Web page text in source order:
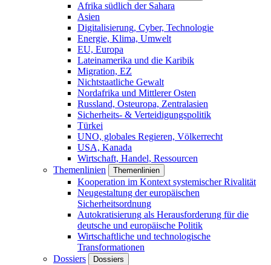
Afrika südlich der Sahara
Asien
Digitalisierung, Cyber, Technologie
Energie, Klima, Umwelt
EU, Europa
Lateinamerika und die Karibik
Migration, EZ
Nichtstaatliche Gewalt
Nordafrika und Mittlerer Osten
Russland, Osteuropa, Zentralasien
Sicherheits- & Verteidigungspolitik
Türkei
UNO, globales Regieren, Völkerrecht
USA, Kanada
Wirtschaft, Handel, Ressourcen
Themenlinien
Themenlinien
Kooperation im Kontext systemischer Rivalität
Neugestaltung der europäischen
Sicherheitsordnung
Autokratisierung als Herausforderung für die
deutsche und europäische Politik
Wirtschaftliche und technologische
Transformationen
Dossiers
Dossiers